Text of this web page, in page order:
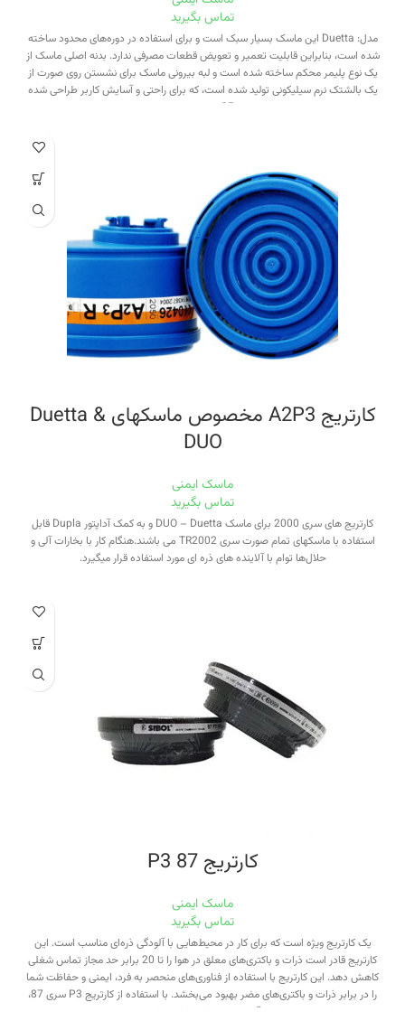
تماس بگیرید
مدل: Duetta این ماسک بسیار سبک است و برای استفاده در دوره‌های محدود ساخته
شده است، بنابراین قابلیت تعمیر و تعویض قطعات مصرفی ندارد. بدنه اصلی ماسک از
یک نوع پلیمر محکم ساخته شده است و لبه بیرونی ماسک برای نشستن روی صورت از
یک بالشتک نرم سیلیکونی تولید شده است، که برای راحتی و آسایش کاربر طراحی شده
کارتریج A2P3 مخصوص ماسکهای Duetta &
DUO
ماسک ایمنی
تماس بگیرید
کارتریج های سری 2000 برای ماسک DUO – Duetta و به کمک آداپتور Dupla قابل
استفاده با ماسکهای تمام صورت سری TR2002 می باشند.هنگام کار با بخارات آلی و
حلال‌ها توام با آلاینده های ذره ای مورد استفاده قرار میگیرد.
کارتریج 87 P3
ماسک ایمنی
تماس بگیرید
یک کارتریج ویژه است که برای کار در محیط‌هایی با آلودگی ذره‌ای مناسب است. این
کارتریج قادر است ذرات و باکتری‌های معلق در هوا را تا 20 برابر حد مجاز تماس شغلی
کاهش دهد. این کارتریج با استفاده از فناوری‌های منحصر به فرد، ایمنی و حفاظت شما
را در برابر ذرات و باکتری‌های مضر بهبود می‌بخشد. با استفاده از کارتریج P3 سری 87،
شما می‌توانید در محیط‌های آلوده و خطرناک با اطمینان بیشتری کار کنید و به سلامتی